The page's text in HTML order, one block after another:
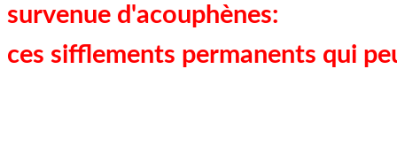
survenue d'acouphènes:
ces sifflements permanents qui